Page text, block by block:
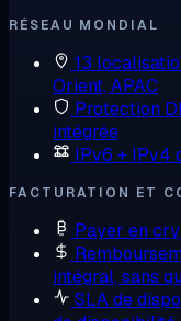
RÉSEAU MONDIAL
13
Orient, APAC
Protection
intégrée
IPv6 + IPv4
FACTURATION ET
Payer en
intégral, sans
SLA de